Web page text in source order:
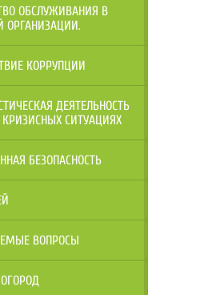
ОБСЛУЖИВАНИЯ В
ОРГАНИЗАЦИИ.
КОРРУПЦИИ
ДЕЯТЕЛЬНОСТЬ
СИТУАЦИЯХ
БЕЗОПАСНОСТЬ
ВОПРОСЫ